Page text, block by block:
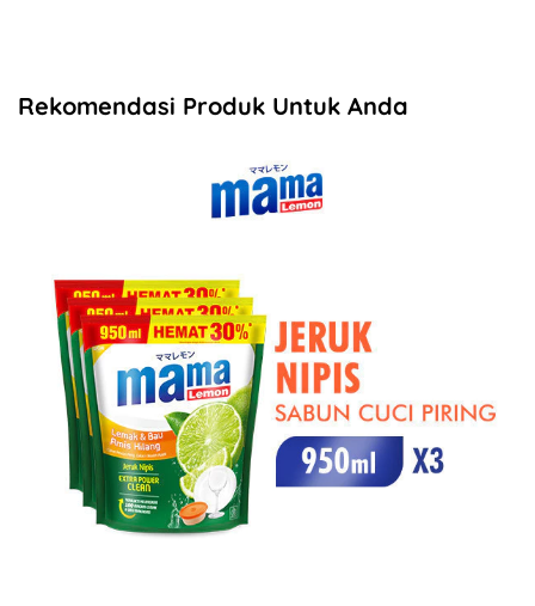
Rekomendasi Produk Untuk Anda